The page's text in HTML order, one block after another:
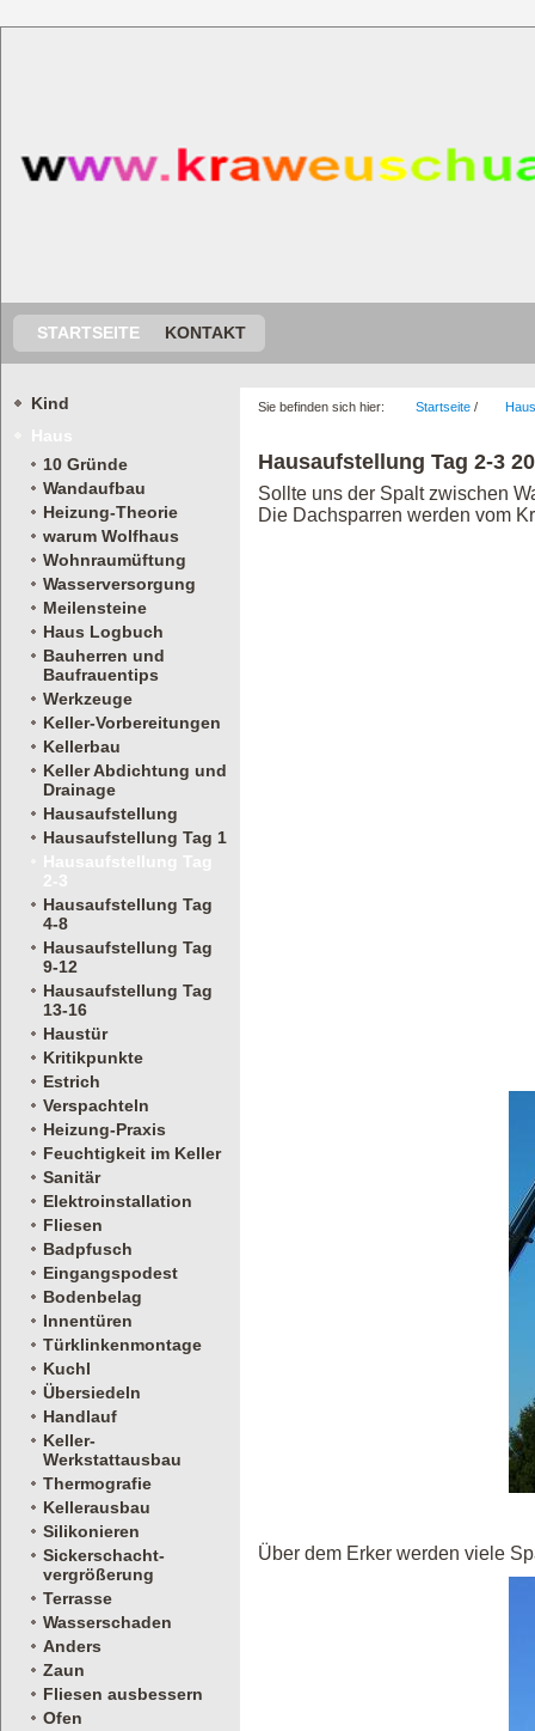
STARTSEITE KONTAKT
Kind
10 Gründe
Wandaufbau
Heizung-Theorie
warum Wolfhaus
Wohnraumüftung
Wasserversorgung
Meilensteine
Haus Logbuch
Bauherren und
Baufrauentips
Werkzeuge
Keller-Vorbereitungen
Kellerbau
Keller Abdichtung und
Drainage
Hausaufstellung
Hausaufstellung Tag 1
Hausaufstellung Tag
4-8
Hausaufstellung Tag
9-12
Hausaufstellung Tag
13-16
Haustür
Kritikpunkte
Estrich
Verspachteln
Heizung-Praxis
Feuchtigkeit im Keller
Sanitär
Elektroinstallation
Fliesen
Badpfusch
Eingangspodest
Bodenbelag
Innentüren
Türklinkenmontage
Kuchl
Übersiedeln
Handlauf
Keller-
Werkstattausbau
Thermografie
Kellerausbau
Silikonieren
Sickerschacht-
vergrößerung
Terrasse
Wasserschaden
Anders
Zaun
Fliesen ausbessern
Ofen
Sie befinden sich hier: Startseite / Haus
Hausaufstellung Tag 2-3
Sollte uns der Spalt zwischen
Die Dachsparren werden vom
Über dem Erker werden viele